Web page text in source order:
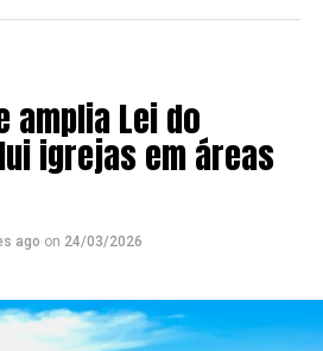
amplia Lei do
igrejas em áreas
ago on 24/03/2026